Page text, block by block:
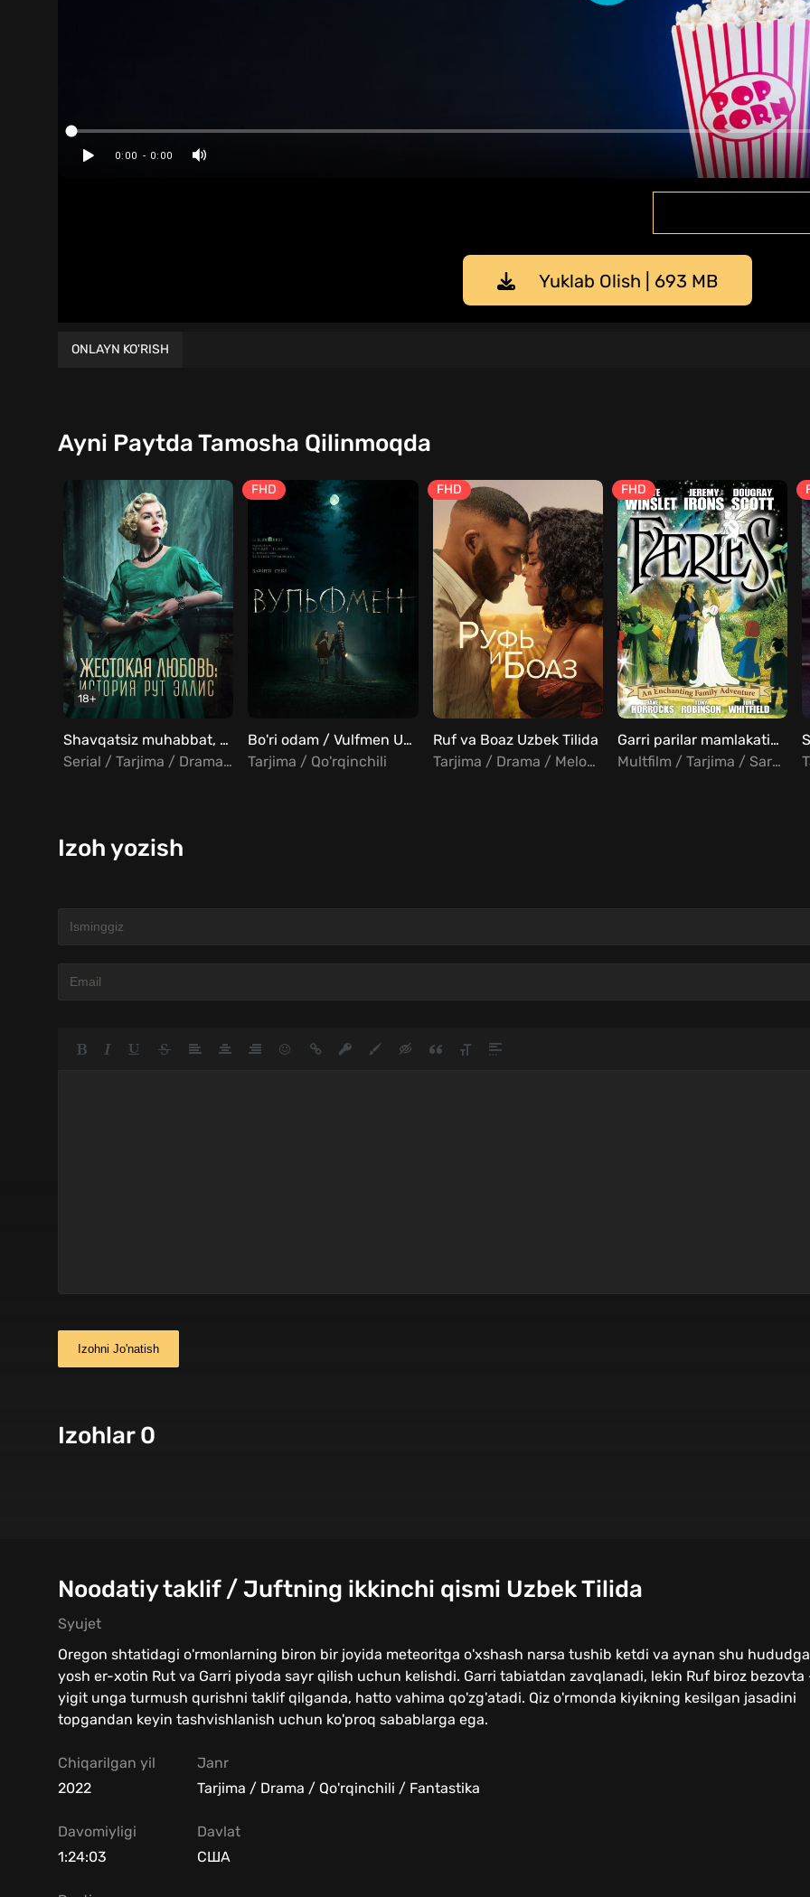
Yuklab Olish | 693 MB
ONLAYN KO'RISH
Ayni Paytda Tamosha Qilinmoqda
18+
Shavqatsiz muhabbat, Rut Ellis voqeasi Barcha qismlar Uzbek Tilida
Serial / Tarjima / Drama / Tarixiy
FHD
Bo'ri odam / Vulfmen Uzbek Tilida
Tarjima / Qo'rqinchili
FHD
Ruf va Boaz Uzbek Tilida
Tarjima / Drama / Melodrama
FHD
Garri parilar mamlakatida Uzbek Tilida
Multfilm / Tarjima / Sarguzasht
Izoh yozish
Izohni Jo'natish
Izohlar 0
Noodatiy taklif / Juftning ikkinchi qismi Uzbek Tilida
Syujet
Oregon shtatidagi o'rmonlarning biron bir joyida meteoritga o'xshash narsa tushib ketdi va aynan shu hududga
yosh er-xotin Rut va Garri piyoda sayr qilish uchun kelishdi. Garri tabiatdan zavqlanadi, lekin Ruf biroz bezovta
yigit unga turmush qurishni taklif qilganda, hatto vahima qo'zg'atadi. Qiz o'rmonda kiyikning kesilgan jasadini
topgandan keyin tashvishlanish uchun ko'proq sabablarga ega.
Chiqarilgan yil
2022
Janr
Tarjima / Drama / Qo'rqinchili / Fantastika
Davomiyligi
1:24:03
Davlat
США